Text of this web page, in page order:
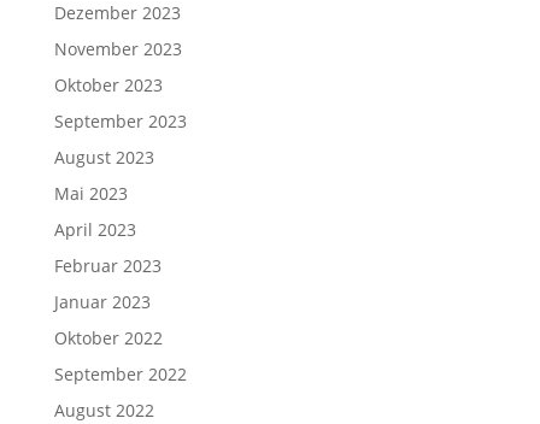
Dezember 2023
November 2023
Oktober 2023
September 2023
August 2023
Mai 2023
April 2023
Februar 2023
Januar 2023
Oktober 2022
September 2022
August 2022